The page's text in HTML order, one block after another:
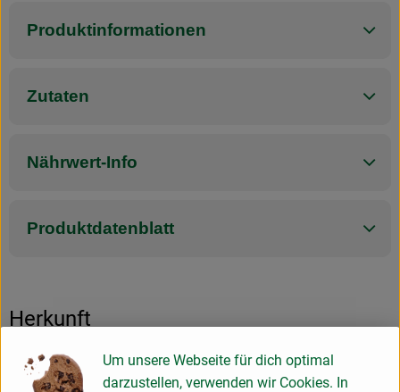
Produktinformationen
Zutaten
Nährwert-Info
Produktdatenblatt
Herkunft
Hersteller: bioladenUm unsere Webseite für dich optimal
darzustellen, verwenden wir Cookies. In